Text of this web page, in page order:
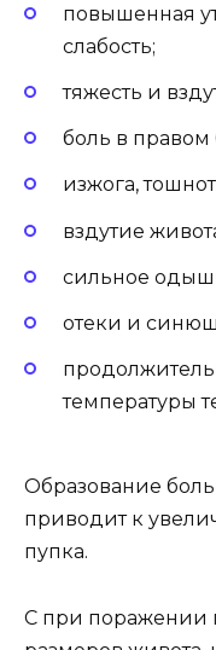
повышенная
слабость;
тяжесть и
боль в правом
изжога,
вздутие
сильное
отеки и
температуры
Образование
приводит к
пупка.
С при поражении